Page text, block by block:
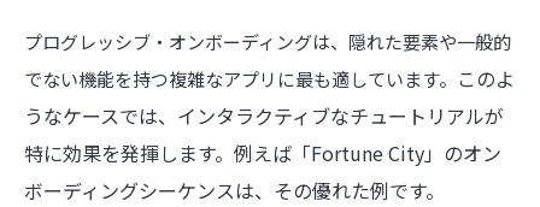
プログレッシブ・オンボーディングは、隠れた要素や一般的
でない機能を持つ複雑なアプリに最も適しています。 このよ
うなケースでは、インタラクティブなチュートリアルが
特に効果を発揮します。例えば「Fortune City」のオン
ボーディングシーケンスは、その優れた例です。